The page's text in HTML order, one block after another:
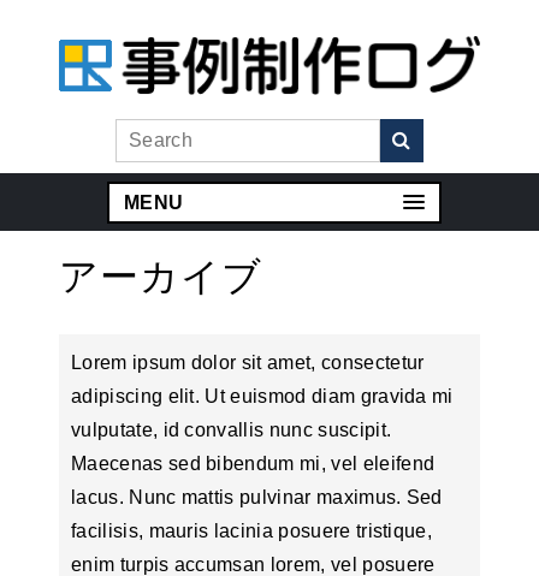
MENU
アーカイブ
Lorem ipsum dolor sit amet, consectetur
adipiscing elit. Ut euismod diam gravida mi
vulputate, id convallis nunc suscipit.
Maecenas sed bibendum mi, vel eleifend
lacus. Nunc mattis pulvinar maximus. Sed
facilisis, mauris lacinia posuere tristique,
enim turpis accumsan lorem, vel posuere